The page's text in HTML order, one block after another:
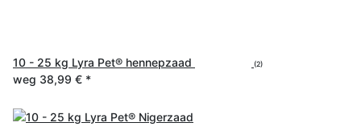
10 - 25 kg Lyra Pet® hennepzaad (2)
weg 38,99 € *